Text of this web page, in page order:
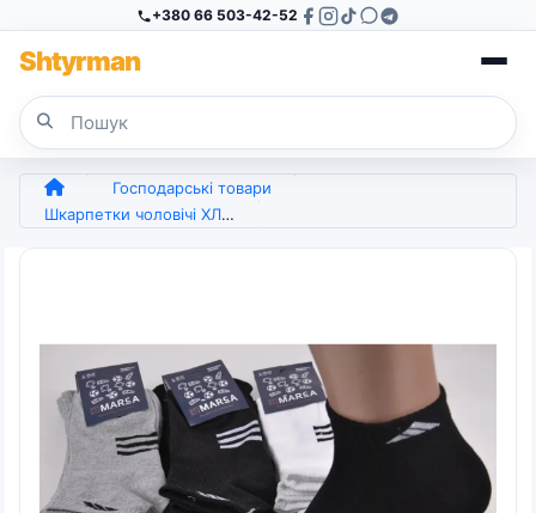
+380 66 503-42-52
Shtyrman
Господарські товари
Шкарпетки чоловічі ХЛОПОК 25-27 | 12 пар (арт. 5399)